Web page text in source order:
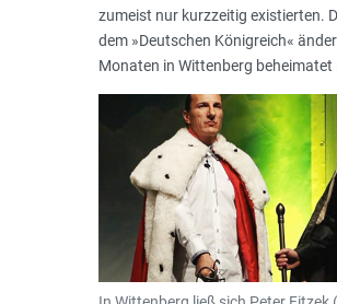
zumeist nur kurzzeitig existierten.
dem »Deutschen Königreich«
Monaten in Wittenberg beheimatet